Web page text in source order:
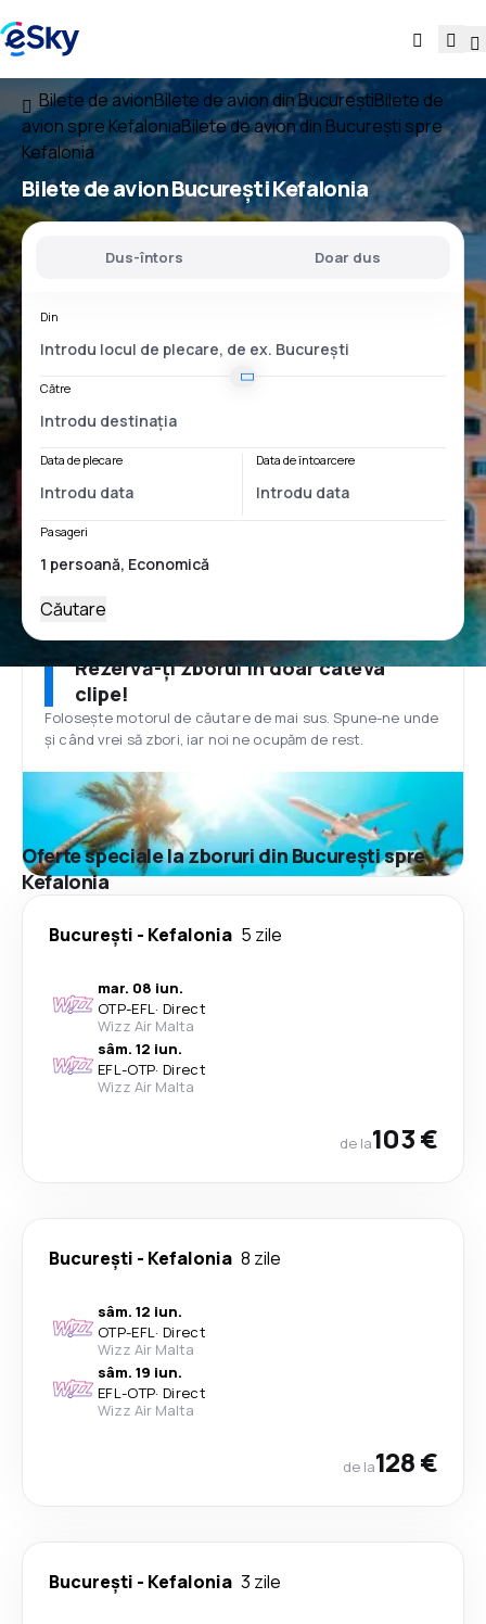
Bilete de avionBilete de avion din BucureștiBilete de
avion spre KefaloniaBilete de avion din București spre
Kefalonia
Bilete de avionBucurești Kefalonia
Dus-întors Doar dus
Din
Către
Data de plecare Data de întoarcere
Pasageri
Căutare
Rezervă-ți zborul în doar câteva
clipe!
Folosește motorul de căutare de mai sus. Spune-ne unde
și când vrei să zbori, iar noi ne ocupăm de rest.
Oferte speciale la zboruri din București spre
Kefalonia
București - Kefalonia 5 zile
mar. 08 iun.
OTP-EFL· Direct
Wizz Air Malta
sâm. 12 iun.
EFL-OTP· Direct
Wizz Air Malta
de la103 €
București - Kefalonia 8 zile
sâm. 12 iun.
OTP-EFL· Direct
Wizz Air Malta
sâm. 19 iun.
EFL-OTP· Direct
Wizz Air Malta
de la128 €
București - Kefalonia 3 zile